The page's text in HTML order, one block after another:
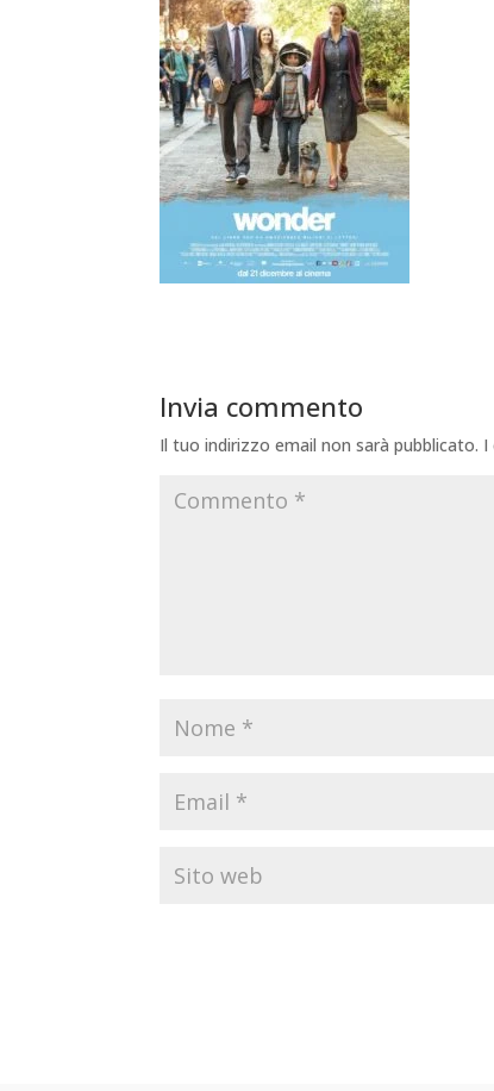
Invia commento
Il tuo indirizzo email non sarà pubblicato. I